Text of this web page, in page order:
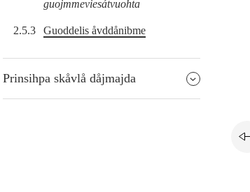
guojmmeviesátvuohta
2.5.3 Guoddelis åvddånibme
Prinsihpa skåvlå dåjmajda